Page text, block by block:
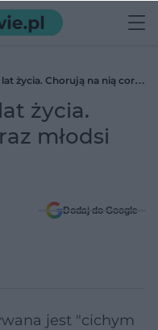
życia. Chorują na nią coraz
życia.
młodsi
Dodaj do Google
jest "cichym